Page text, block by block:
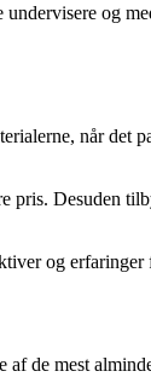
og
når det
pris. Desuden
og erfaringer
de mest